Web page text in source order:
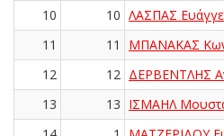
10 10 ΛΑΣΠΑΣ
11
11 ΜΠΑΝΑΚΑΣ
12
12 ΔΕΡΒΕΝΤΛΗΣ
13
13 ΙΣΜΑΗΛ